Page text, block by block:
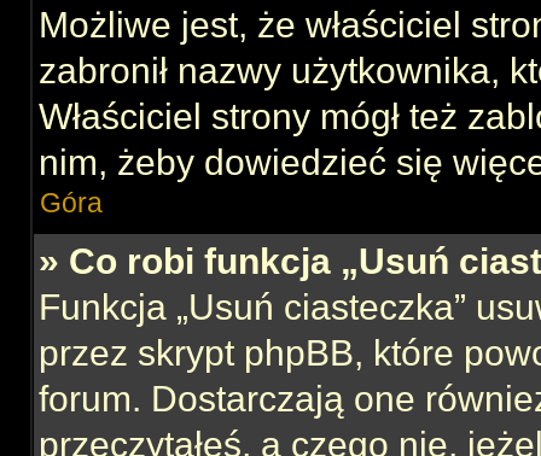
Możliwe jest, że właściciel
zabronił nazwy użytkownika,
Właściciel strony mógł też
nim, żeby dowiedzieć się
Góra
» Co robi funkcja „Usuń
Funkcja „Usuń ciasteczka”
przez skrypt phpBB, które
forum. Dostarczają one
przeczytałeś, a czego nie,